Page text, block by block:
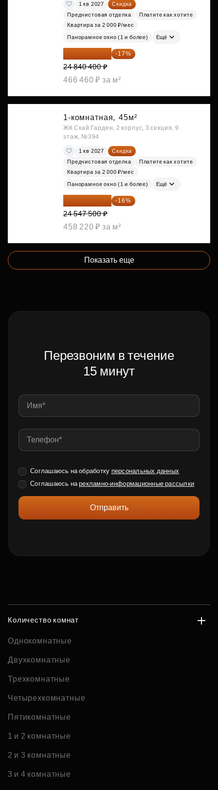
1 кв 2027
Скидка
Предчистовая отделка
Платите как хотите
Квартира за 2 000 ₽/мес
Панорамное окно (1 и более) Ещё
20 617 532 ₽ -17%
24 840 400 ₽
466 460 ₽ за м²
1-комнатная, 45м²
ЖК Скай Гарден, 2 корпус, 3 секция, 9
этаж, №394
1 кв 2027
Скидка
Предчистовая отделка
Платите как хотите
Квартира за 2 000 ₽/мес
Панорамное окно (1 и более) Ещё
20 619 900 ₽ -16%
24 547 500 ₽
458 220 ₽ за м²
Показать еще
Перезвоним в течение
15 минут
Соглашаюсь на обработку персональных данных
Соглашаюсь нарекламно-информационные рассылки
Отправить
Количество комнат
Однокомнатные
Двухкомнатные
Трехкомнатные
Четырехкомнатные
Пятикомнатные
1 и 2 комнатные
2 и 3 комнатные
3 и 4 комнатные